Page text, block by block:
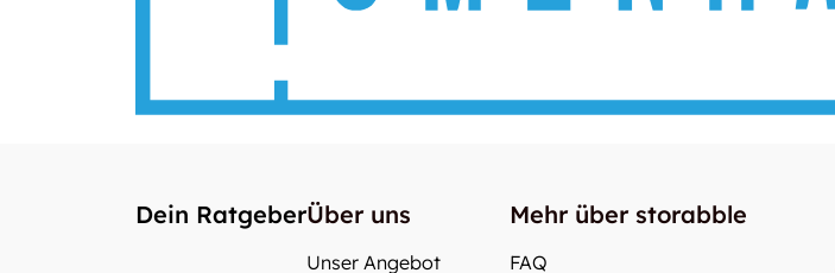
Dein RatgeberÜber uns
Unser Angebot
Mehr über storabble
FAQ